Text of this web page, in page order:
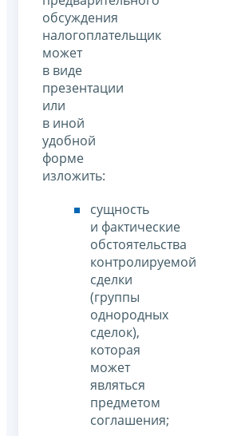
обсуждения
налогоплательщик
может
в виде
презентации
или
в иной
удобной
форме
изложить:
сущность
и фактические
обстоятельства
контролируемой
сделки
(группы
однородных
сделок),
которая
может
являться
предметом
соглашения;